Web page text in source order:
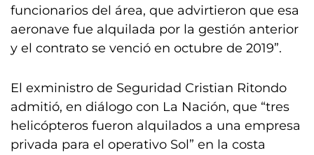
funcionarios del área, que advirtieron que esa
aeronave fue alquilada por la gestión anterior
y el contrato se venció en octubre de 2019”.
El exministro de Seguridad Cristian Ritondo
admitió, en diálogo con La Nación, que “tres
helicópteros fueron alquilados a una empresa
privada para el operativo Sol” en la costa